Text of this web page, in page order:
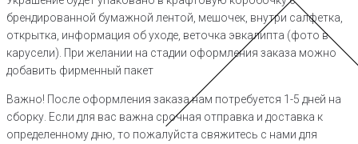
брендированной бумажной лентой, мешочек, внутри салфетка,
открытка, информация об уходе, веточка эвкалипта (фото в
карусели). При желании на стадии оформления заказа можно
добавить фирменный пакет
Важно! После оформления заказа нам потребуется 1-5 дней на
сборку. Если для вас важна срочная отправка и доставка к
определенному дню, то пожалуйста свяжитесь с нами для